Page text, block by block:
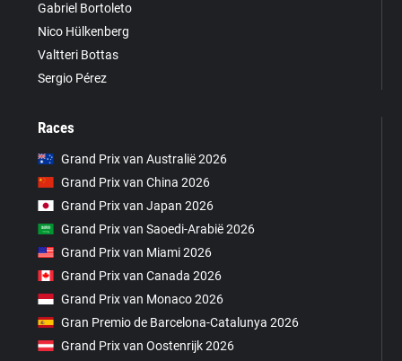
Gabriel Bortoleto
Nico Hülkenberg
Valtteri Bottas
Sergio Pérez
Races
Grand Prix van Australië 2026
Grand Prix van China 2026
Grand Prix van Japan 2026
Grand Prix van Saoedi-Arabië 2026
Grand Prix van Miami 2026
Grand Prix van Canada 2026
Grand Prix van Monaco 2026
Gran Premio de Barcelona-Catalunya 2026
Grand Prix van Oostenrijk 2026